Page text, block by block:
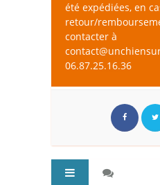
été expédiées, en
retour/
contacter à
06.87.25.16.36